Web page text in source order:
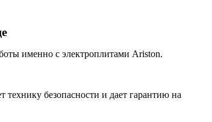
именно с электроплитами Ariston.
безопасности и дает гарантию на